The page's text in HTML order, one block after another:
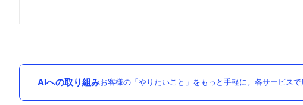
AIへの取り組みお客様の「やりたいこと」をもっと手軽に。各サービス